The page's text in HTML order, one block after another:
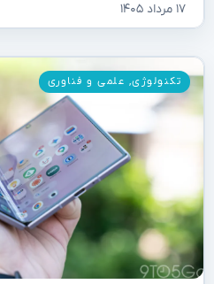
۱۷ مرداد ۱۴۰۵
تکنولوژی, علمی و فناوری